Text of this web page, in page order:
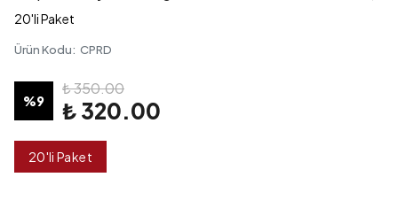
20'li Paket
Ürün Kodu: CPRD
%9
₺ 350.00
₺ 320.00
20'li Paket